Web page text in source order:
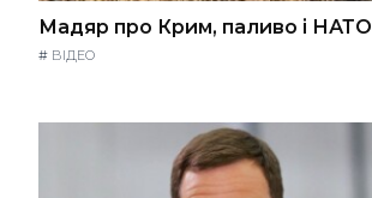
Мадяр про Крим, паливо і НАТО
# ВІДЕО